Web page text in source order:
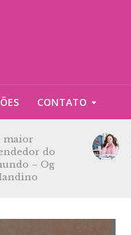
CONTATO
maior
do
– Og